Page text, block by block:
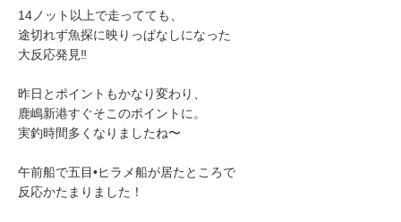
14ノット以上で走ってても、
途切れず魚探に映りっぱなしになった
大反応発見‼️
昨日とポイントもかなり変わり、
鹿嶋新港すぐそこのポイントに。
実釣時間多くなりましたね〜
午前船で五目•ヒラメ船が居たところで
反応かたまりました！